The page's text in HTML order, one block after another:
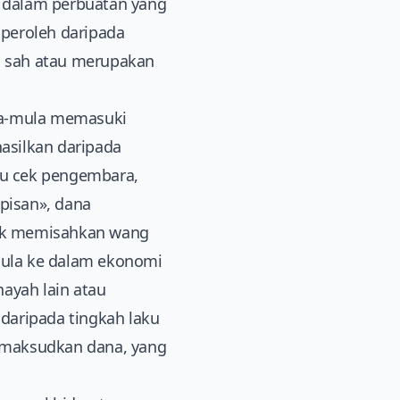
daripada
atau merupakan
mula memasuki
daripada
cek pengembara,
dana
memisahkan wang
ke dalam ekonomi
lain atau
tingkah laku
dana, yang